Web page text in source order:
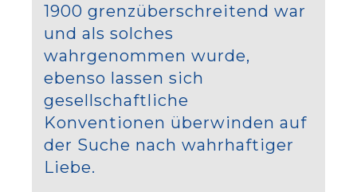
1900 grenzüberschreitend war
und als solches
wahrgenommen wurde,
ebenso lassen sich
gesellschaftliche
Konventionen überwinden auf
der Suche nach wahrhaftiger
Liebe.